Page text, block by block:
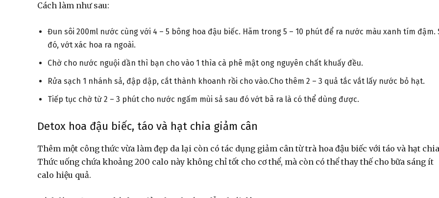
Cách làm như sau:
Đun sôi 200ml nước cùng với 4 – 5 bông hoa đậu biếc. Hãm trong 5 – 10 phút để ra nước màu xanh tím đậm.
đó, vớt xác hoa ra ngoài.
Chờ cho nước nguội dần thì bạn cho vào 1 thìa cà phê mật ong nguyên chất khuấy đều.
Rửa sạch 1 nhánh sả, đập dập, cắt thành khoanh rồi cho vào.Cho thêm 2 – 3 quả tắc vắt lấy nước bỏ hạt.
Tiếp tục chờ từ 2 – 3 phút cho nước ngấm mùi sả sau đó vớt bã ra là có thể dùng được.
Detox hoa đậu biếc, táo và hạt chia giảm cân
Thêm một công thức vừa làm đẹp da lại còn có tác dụng giảm cân từ trà hoa đậu biếc với táo và hạt
Thức uống chứa khoảng 200 calo này không chỉ tốt cho cơ thể, mà còn có thể thay thế cho bữa sáng ít
calo hiệu quả.